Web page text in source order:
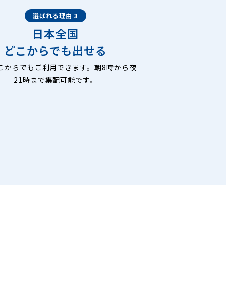
選ばれる理由 3
日本全国
どこからでも出せる
からでもご利用できます。朝8時から夜
21時まで集配可能です。